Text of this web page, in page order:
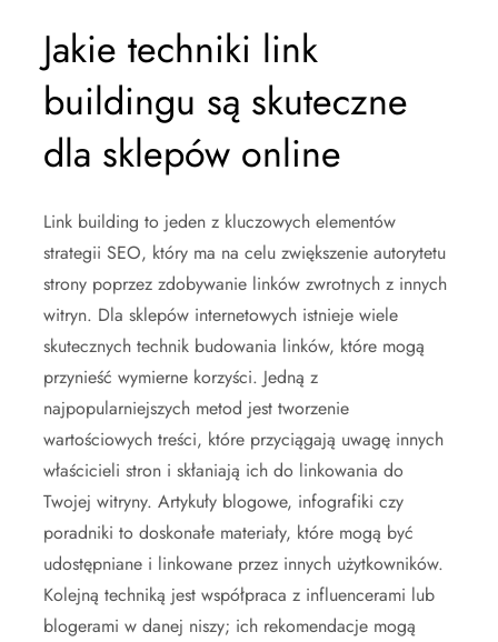
Jakie techniki link
buildingu są skuteczne
dla sklepów online
Link building to jeden z kluczowych elementów
strategii SEO, który ma na celu zwiększenie autorytetu
strony poprzez zdobywanie linków zwrotnych z innych
witryn. Dla sklepów internetowych istnieje wiele
skutecznych technik budowania linków, które mogą
przynieść wymierne korzyści. Jedną z
najpopularniejszych metod jest tworzenie
wartościowych treści, które przyciągają uwagę innych
właścicieli stron i skłaniają ich do linkowania do
Twojej witryny. Artykuły blogowe, infografiki czy
poradniki to doskonałe materiały, które mogą być
udostępniane i linkowane przez innych użytkowników.
Kolejną techniką jest współpraca z influencerami lub
blogerami w danej niszy; ich rekomendacje mogą